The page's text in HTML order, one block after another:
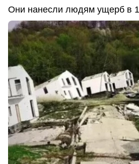
Они нанесли людям ущерб в